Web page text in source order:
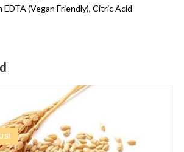
EDTA (Vegan Friendly), Citric Acid